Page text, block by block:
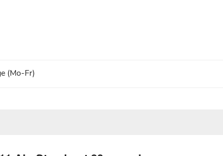
(Mo-Fr)